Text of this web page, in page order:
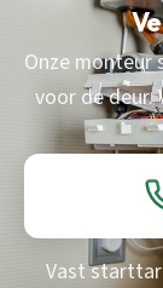
Onze monteur
voor de
Vast